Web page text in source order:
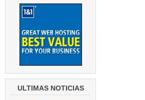
ULTIMAS NOTICIAS